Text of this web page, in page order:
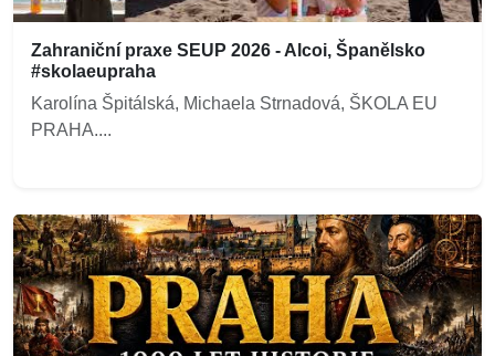
Zahraniční praxe SEUP 2026 - Alcoi, Španělsko
#skolaeupraha
Karolína Špitálská, Michaela Strnadová, ŠKOLA EU
PRAHA....